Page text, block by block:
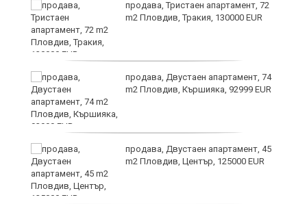
продава, Тристаен апартамент, 72
m2 Пловдив, Тракия, 130000 EUR
продава, Двустаен апартамент, 74
m2 Пловдив, Кършияка, 92999 EUR
продава, Двустаен апартамент, 45
m2 Пловдив, Център, 125000 EUR